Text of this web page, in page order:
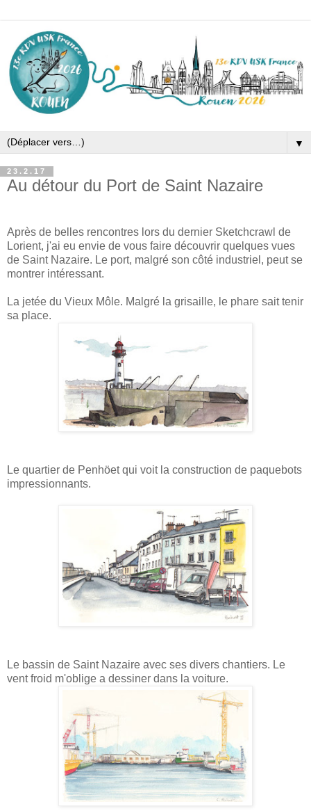
▼
23.2.17
Au détour du Port de Saint Nazaire
Après de belles rencontres lors du dernier Sketchcrawl de
Lorient, j'ai eu envie de vous faire découvrir quelques vues
de Saint Nazaire. Le port, malgré son côté industriel, peut se
montrer intéressant.
La jetée du Vieux Môle. Malgré la grisaille, le phare sait tenir
sa place.
Le quartier de Penhöet qui voit la construction de paquebots
impressionnants.
Le bassin de Saint Nazaire avec ses divers chantiers. Le
vent froid m'oblige a dessiner dans la voiture.